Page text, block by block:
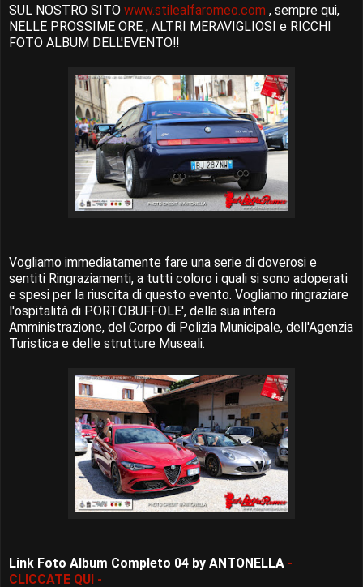
SUL NOSTRO SITO www.stilealfaromeo.com , sempre qui,
NELLE PROSSIME ORE , ALTRI MERAVIGLIOSI e RICCHI
FOTO ALBUM DELL'EVENTO!!
Vogliamo immediatamente fare una serie di doverosi e
sentiti Ringraziamenti, a tutti coloro i quali si sono adoperati
e spesi per la riuscita di questo evento. Vogliamo ringraziare
l'ospitalità di PORTOBUFFOLE', della sua intera
Amministrazione, del Corpo di Polizia Municipale, dell'Agenzia
Turistica e delle strutture Museali.
Link Foto Album Completo 04 by ANTONELLA -
CLICCATE QUI -